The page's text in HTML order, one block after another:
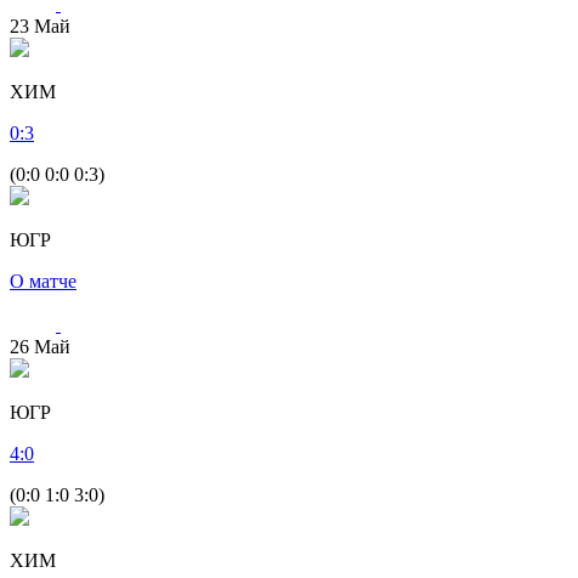
23 Май
ХИМ
0:3
(0:0 0:0 0:3)
ЮГР
О матче
26 Май
ЮГР
4:0
(0:0 1:0 3:0)
ХИМ